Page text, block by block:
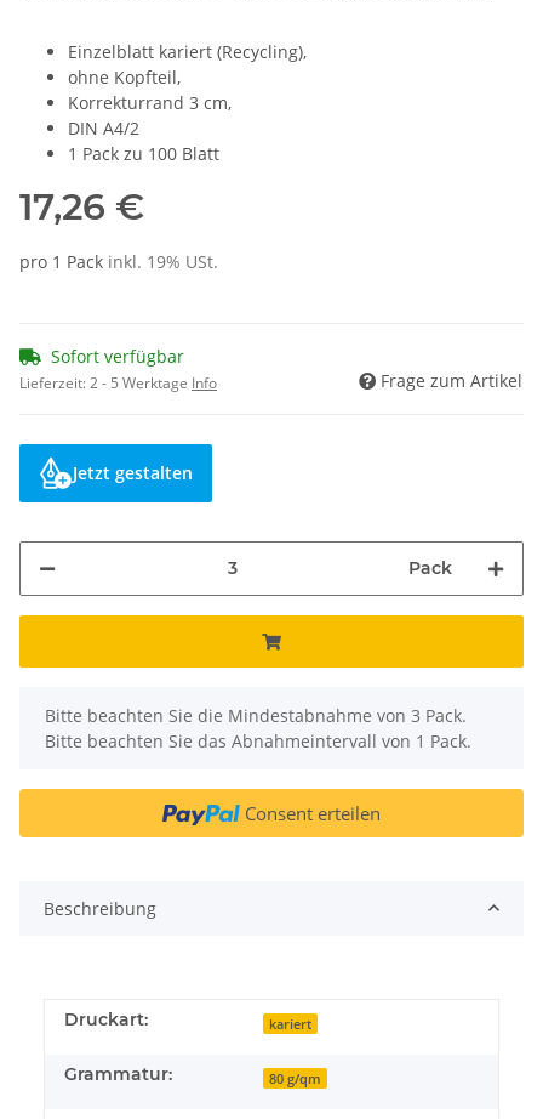
Einzelblatt kariert (Recycling),
ohne Kopfteil,
Korrekturrand 3 cm,
DIN A4/2
1 Pack zu 100 Blatt
17,26 €
pro 1 Pack inkl. 19% USt.
Sofort verfügbar
Lieferzeit:2 - 5 Werktage Info Frage zum Artikel
Jetzt gestalten
Pack
x
Bitte beachten Sie die Mindestabnahme von 3 Pack.
Bitte beachten Sie das Abnahmeintervall von 1 Pack.
Consent erteilen
Beschreibung
Druckart: kariert
Grammatur: 80 g/qm